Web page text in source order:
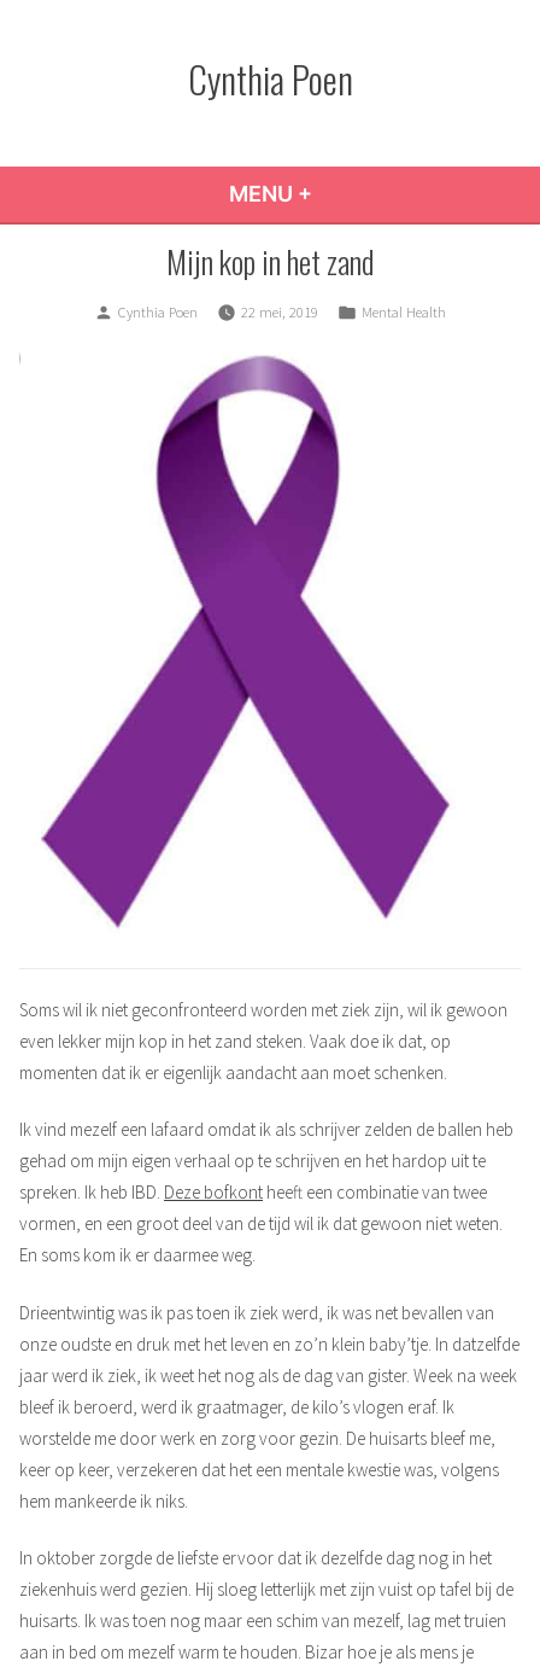
Cynthia Poen
MENU +
Mijn kop in het zand
Posted
Cynthia Poen 22 mei, 2019
Posted
Mental Health
Soms wil ik niet geconfronteerd worden met ziek zijn, wil ik gewoon
even lekker mijn kop in het zand steken. Vaak doe ik dat, op
momenten dat ik er eigenlijk aandacht aan moet schenken.
Ik vind mezelf een lafaard omdat ik als schrijver zelden de ballen heb
gehad om mijn eigen verhaal op te schrijven en het hardop uit te
spreken. Ik heb IBD. Deze bofkont heeft een combinatie van twee
vormen, en een groot deel van de tijd wil ik dat gewoon niet weten.
En soms kom ik er daarmee weg.
Drieentwintig was ik pas toen ik ziek werd, ik was net bevallen van
onze oudste en druk met het leven en zo’n klein baby’tje. In datzelfde
jaar werd ik ziek, ik weet het nog als de dag van gister. Week na week
bleef ik beroerd, werd ik graatmager, de kilo’s vlogen eraf. Ik
worstelde me door werk en zorg voor gezin. De huisarts bleef me,
keer op keer, verzekeren dat het een mentale kwestie was, volgens
hem mankeerde ik niks.
In oktober zorgde de liefste ervoor dat ik dezelfde dag nog in het
ziekenhuis werd gezien. Hij sloeg letterlijk met zijn vuist op tafel bij de
huisarts. Ik was toen nog maar een schim van mezelf, lag met truien
aan in bed om mezelf warm te houden. Bizar hoe je als mens je